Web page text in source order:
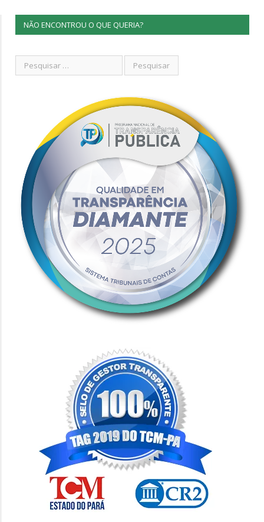
NÃO ENCONTROU O QUE QUERIA?